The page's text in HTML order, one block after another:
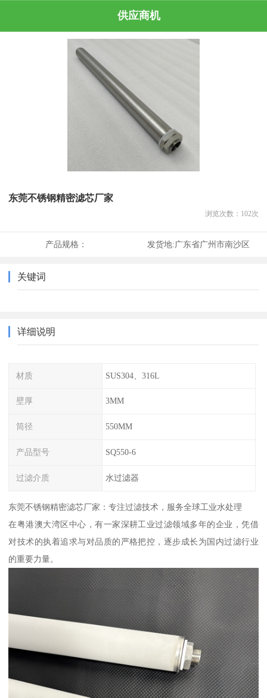
供应商机
东莞不锈钢精密滤芯厂家
浏览次数： 102次
产品规格： 发货地:广东省广州市南沙区
关键词
详细说明
材质 SUS304、316L
壁厚 3MM
筒径 550MM
产品型号 SQ550-6
过滤介质 水过滤器
东莞不锈钢精密滤芯厂家：专注过滤技术，服务全球工业水处理
在粤港澳大湾区中心，有一家深耕工业过滤领域多年的企业，凭借
对技术的执着追求与对品质的严格把控，逐步成长为国内过滤行业
的重要力量。